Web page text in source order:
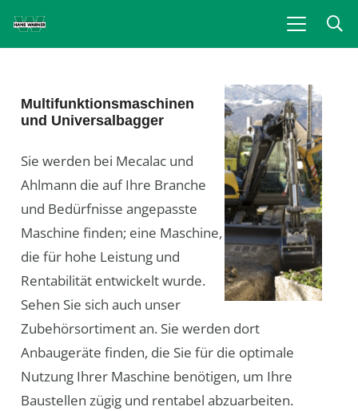
Multifunktionsmaschinen
und Universalbagger
Sie werden bei Mecalac und
Ahlmann die auf Ihre Branche
und Bedürfnisse angepasste
Maschine finden; eine Maschine,
die für hohe Leistung und
Rentabilität entwickelt wurde.
Sehen Sie sich auch unser
Zubehörsortiment an. Sie werden dort
Anbaugeräte finden, die Sie für die optimale
Nutzung Ihrer Maschine benötigen, um Ihre
Baustellen zügig und rentabel abzuarbeiten.